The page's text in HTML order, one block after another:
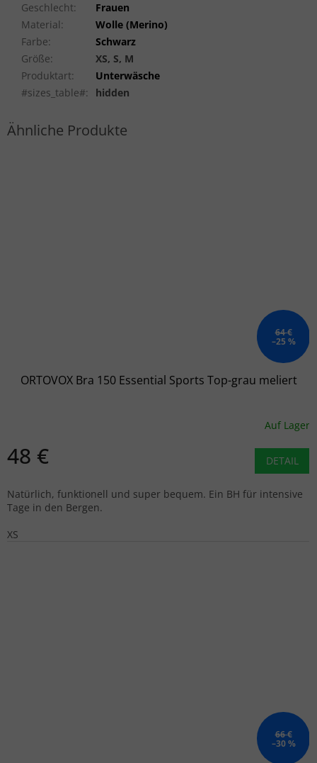
Geschlecht:
Frauen
Material:
Wolle (Merino)
Farbe:
Schwarz
Größe:
XS, S, M
Produktart:
Unterwäsche
#sizes_table#: hidden
64 €
–25 %
ORTOVOX Bra 150 Essential Sports Top-grau meliert
Auf Lager
48 € DETAIL
Natürlich, funktionell und super bequem. Ein BH für intensive
Tage in den Bergen.
XS
66 €
–30 %